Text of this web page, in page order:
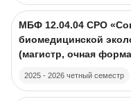
Course image
Course name
МБФ 12.04.04 CPO
биомедицинской
(магистр, очная
2025 - 2026 четный семестр